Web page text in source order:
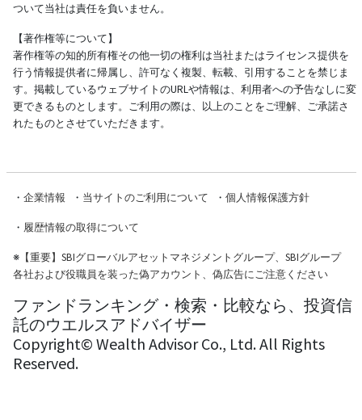
ついて当社は責任を負いません。
【著作権等について】
著作権等の知的所有権その他一切の権利は当社またはライセンス提供を
行う情報提供者に帰属し、許可なく複製、転載、引用することを禁じま
す。掲載しているウェブサイトのURLや情報は、利用者への予告なしに変
更できるものとします。ご利用の際は、以上のことをご理解、ご承諾さ
れたものとさせていただきます。
・ 企業情報 ・ 当サイトのご利用について ・ 個人情報保護方針
・ 履歴情報の取得について
※【重要】SBIグローバルアセットマネジメントグループ、SBIグループ
各社および役職員を装った偽アカウント、偽広告にご注意ください
ファンドランキング・検索・比較なら、投資信
託のウエルスアドバイザー
Copyright© Wealth Advisor Co., Ltd. All Rights
Reserved.